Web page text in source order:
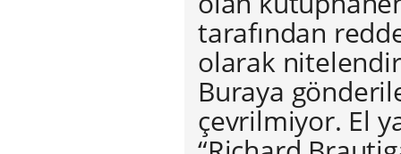
tarafından
olarak
Buraya
çevrilmiyor. El